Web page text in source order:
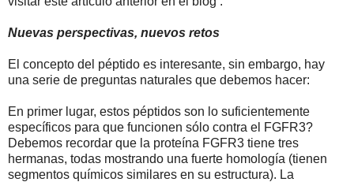
Nuevas perspectivas, nuevos retos
El concepto del péptido es interesante, sin embargo, hay
una serie de preguntas naturales que debemos hacer:
En primer lugar, estos péptidos son lo suficientemente
específicos para que funcionen sólo contra el FGFR3?
Debemos recordar que la proteína FGFR3 tiene tres
hermanas, todas mostrando una fuerte homología (tienen
segmentos químicos similares en su estructura). La